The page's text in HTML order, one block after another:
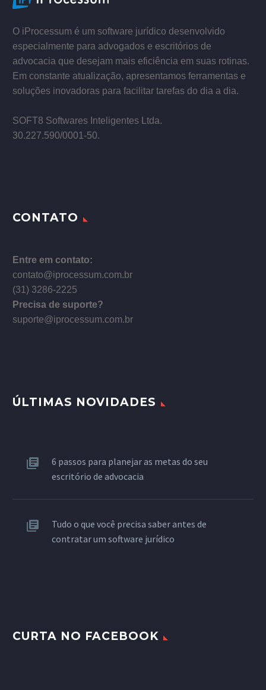
O iProcessum é um software jurídico desenvolvido
especialmente para advogados e escritórios de
advocacia que desejam mais eficiência em suas rotinas.
Em constante atualização, apresentamos ferramentas e
soluções inovadoras para facilitar tarefas do dia a dia.
SOFT8 Softwares Inteligentes Ltda.
30.227.590/0001­-50.
CONTATO
Entre em contato:
contato@iprocessum.com.br
(31) 3286-2225
Precisa de suporte?
suporte@iprocessum.com.br
ÚLTIMAS NOVIDADES
6 passos para planejar as metas do seu
escritório de advocacia
Tudo o que você precisa saber antes de
contratar um software jurídico
CURTA NO FACEBOOK